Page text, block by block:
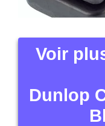
Voir
Dunlop